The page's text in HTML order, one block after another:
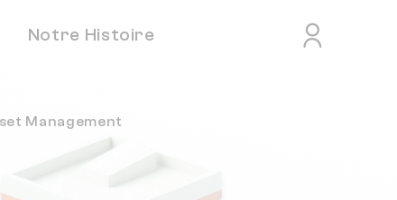
Notre Histoire
Management